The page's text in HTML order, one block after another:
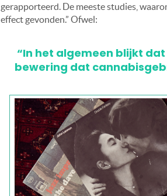
gerapporteerd. De meeste studies,
effect gevonden.” Ofwel:
“In het algemeen blijkt
bewering dat